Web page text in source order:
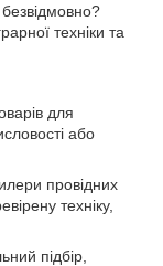
техніки та
для
або
провідних
техніку,
підбір,